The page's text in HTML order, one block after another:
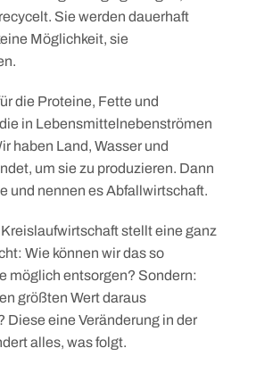
Sie werden dauerhaft
Möglichkeit, sie
die Proteine, Fette und
in Lebensmittelnebenströmen
haben Land, Wasser und
um sie zu produzieren. Dann
und nennen es Abfallwirtschaft.
stellt eine ganz
Wie können wir das so
möglich entsorgen? Sondern:
größten Wert daraus
Diese eine Veränderung in der
alles, was folgt.